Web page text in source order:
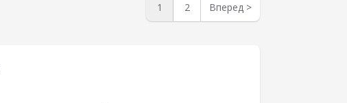
1 2 Вперед >